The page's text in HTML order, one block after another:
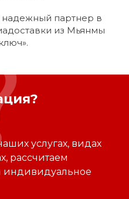
партнер в
из Мьянмы
услугах, видах
рассчитаем
индивидуальное